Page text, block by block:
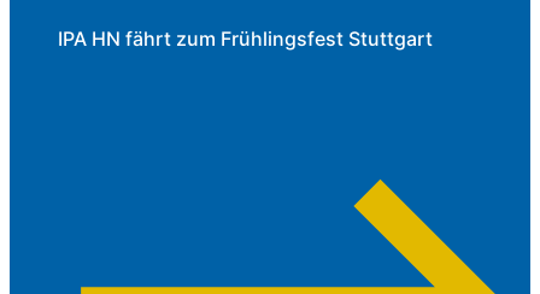
IPA HN fährt zum Frühlingsfest Stuttgart